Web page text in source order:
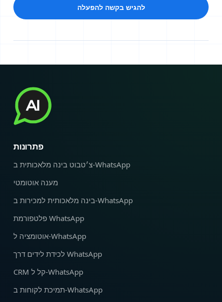
להגיש בקשה להפעלה
פתרונות
צ׳טבוט בינה מלאכותית ב‑WhatsApp
מענה אוטומטי
בינה מלאכותית למכירות ב‑WhatsApp
פלטפורמת WhatsApp
אוטומציה ל‑WhatsApp
לכידת לידים דרך WhatsApp
CRM קל ל‑WhatsApp
תמיכת לקוחות ב‑WhatsApp